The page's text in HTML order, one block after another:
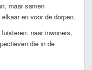
maar samen
en voor de dorpen.
naar inwoners,
die in de